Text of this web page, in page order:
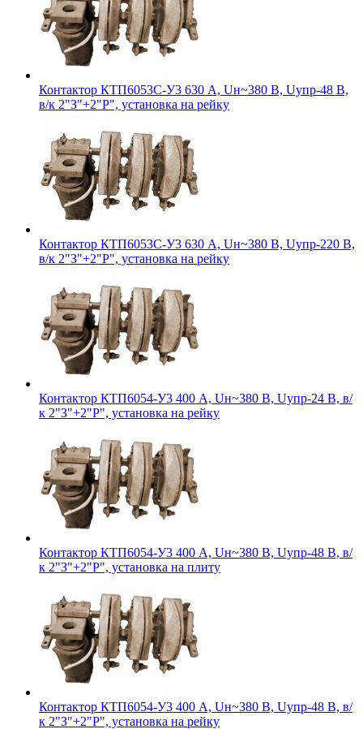
Контактор КТП6053С-У3 630 А, Uн~380 В, Uупр-48 В,
в/к 2"З"+2"Р", установка на рейку
Контактор КТП6053С-У3 630 А, Uн~380 В, Uупр-220 В,
в/к 2"З"+2"Р", установка на рейку
Контактор КТП6054-У3 400 А, Uн~380 В, Uупр-24 В, в/
к 2"З"+2"Р", установка на рейку
Контактор КТП6054-У3 400 А, Uн~380 В, Uупр-48 В, в/
к 2"З"+2"Р", установка на плиту
Контактор КТП6054-У3 400 А, Uн~380 В, Uупр-48 В, в/
к 2"З"+2"Р", установка на рейку